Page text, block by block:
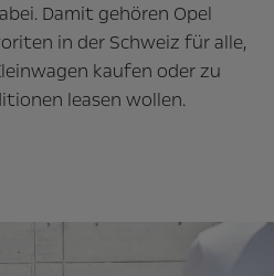
Damit gehören Opel
in der Schweiz für alle,
kaufen oder zu
leasen wollen.